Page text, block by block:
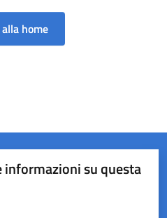
home
informazioni su questa